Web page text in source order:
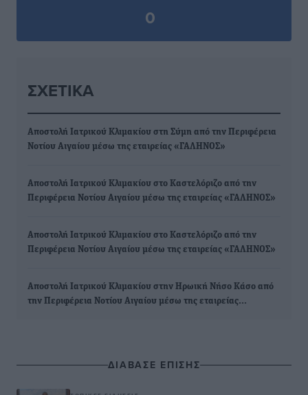
0
ΣΧΕΤΙΚΆ
Αποστολή Ιατρικού Κλιμακίου στη Σύμη από την Περιφέρεια
Νοτίου Αιγαίου μέσω της εταιρείας «ΓΑΛΗΝΟΣ»
Αποστολή Ιατρικού Κλιμακίου στο Καστελόριζο από την
Περιφέρεια Νοτίου Αιγαίου μέσω της εταιρείας «ΓΑΛΗΝΟΣ»
Αποστολή Ιατρικού Κλιμακίου στο Καστελόριζο από την
Περιφέρεια Νοτίου Αιγαίου μέσω της εταιρείας «ΓΑΛΗΝΟΣ»
Αποστολή Ιατρικού Κλιμακίου στην Ηρωική Νήσο Κάσο από
την Περιφέρεια Νοτίου Αιγαίου μέσω της εταιρείας…
ΔΙΑΒΑΣΕ ΕΠΙΣΗΣ